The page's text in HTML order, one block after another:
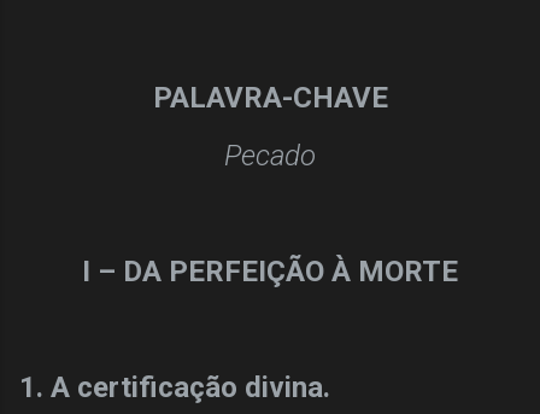
PALAVRA-CHAVE
Pecado
I – DA PERFEIÇÃO À MORTE
1. A certificação divina.